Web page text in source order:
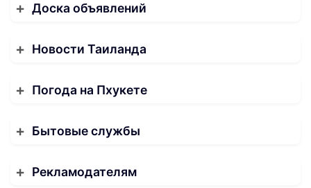
Доска объявлений
Новости Таиланда
Погода на Пхукете
Бытовые службы
Рекламодателям